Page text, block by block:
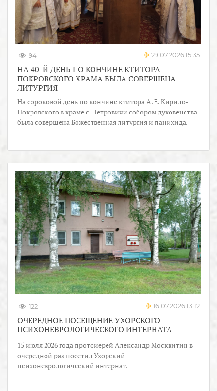
94 29.07.2026 15:35
НА 40-Й ДЕНЬ ПО КОНЧИНЕ КТИТОРА
ПОКРОВСКОГО ХРАМА БЫЛА СОВЕРШЕНА
ЛИТУРГИЯ
На сороковой день по кончине ктитора А. Е. Кирило-
Покровского в храме с. Петровичи собором духовенства
была совершена Божественная литургия и панихида.
122 16.07.2026 13:12
ОЧЕРЕДНОЕ ПОСЕЩЕНИЕ УХОРСКОГО
ПСИХОНЕВРОЛОГИЧЕСКОГО ИНТЕРНАТА
15 июля 2026 года протоиерей Александр Москвитин в
очередной раз посетил Ухорский
психоневрологический интернат.